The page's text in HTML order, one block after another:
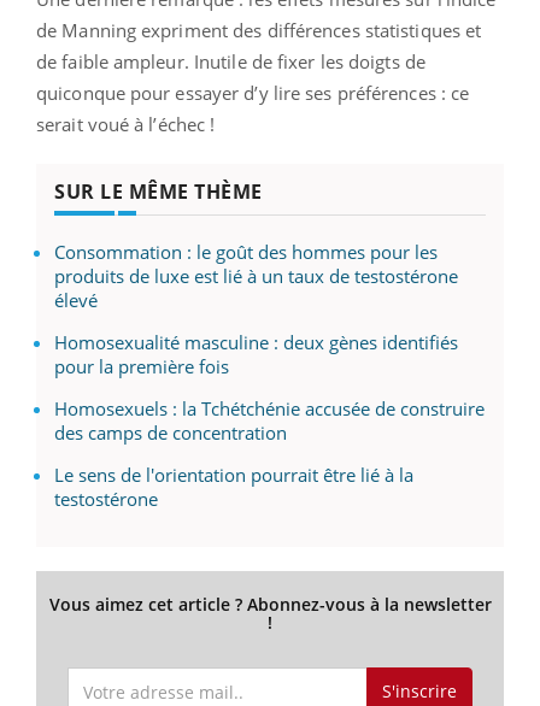
de Manning expriment des différences statistiques et
de faible ampleur. Inutile de fixer les doigts de
quiconque pour essayer d’y lire ses préférences : ce
serait voué à l’échec !
SUR LE MÊME THÈME
Consommation : le goût des hommes pour les
produits de luxe est lié à un taux de testostérone
élevé
Homosexualité masculine : deux gènes identifiés
pour la première fois
Homosexuels : la Tchétchénie accusée de construire
des camps de concentration
Le sens de l'orientation pourrait être lié à la
testostérone
Vous aimez cet article ? Abonnez-vous à la newsletter
!
S'inscrire